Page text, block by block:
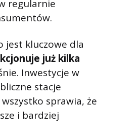
regularnie
jest kluczowe dla
już kilka
Inwestycje w
stacje
sprawia, że
i bardziej